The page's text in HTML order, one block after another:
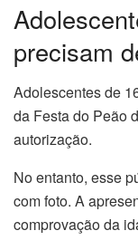
precisam
Adolescentes de
da Festa do Peão
autorização.
No entanto, esse
com foto. A
comprovação da